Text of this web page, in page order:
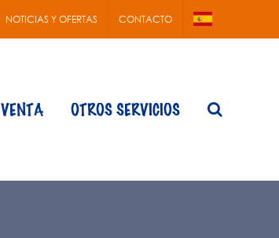
NOTICIAS Y OFERTAS CONTACTO
VENTA OTROS SERVICIOS